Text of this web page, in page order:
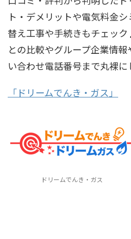
ト・デメリットや電気料金
替え工事や手続きもチェッ
との比較やグループ企業情
い合わせ電話番号まで丸裸
「ドリームでんき・ガス」
ドリームでんき・ガス